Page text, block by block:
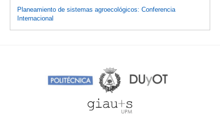
Planeamiento de sistemas agroecológicos: Conferencia
Internacional